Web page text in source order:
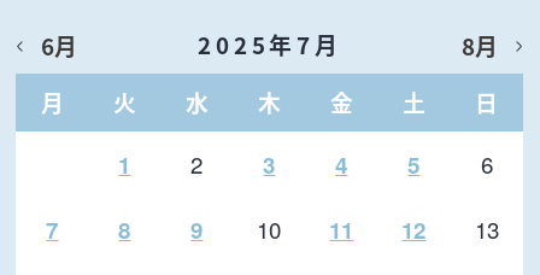
2025年7月
月
火 水 木 金 土 日
6月 8月
1 2 3 4 5 6
7 8 9 10 11 12 13